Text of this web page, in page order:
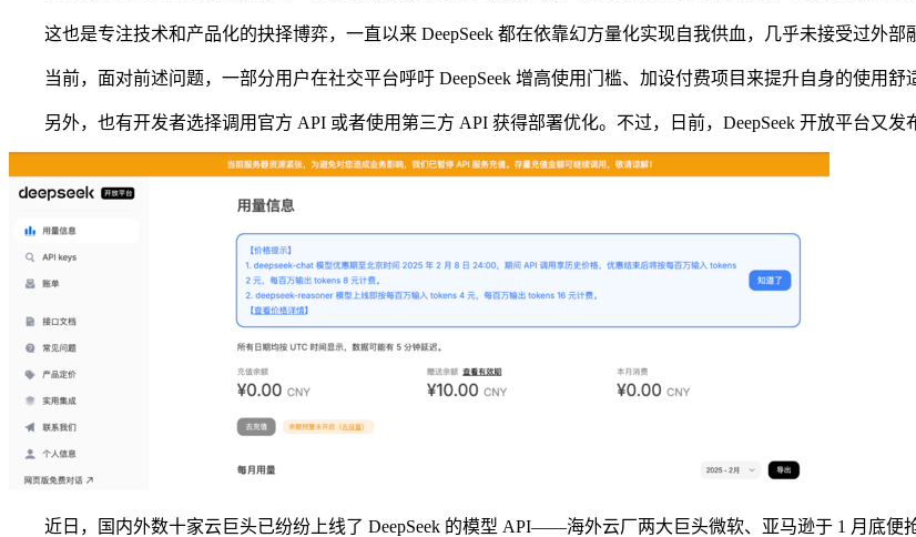
这也是专注技术和产品化的抉择博弈，一直以来 DeepSeek 都在依靠幻方量化实现自我供血，几乎未接受过外部
当前，面对前述问题，一部分用户在社交平台呼吁 DeepSeek 增高使用门槛、加设付费项目来提升自身的使用舒
另外，也有开发者选择调用官方 API 或者使用第三方 API 获得部署优化。不过，日前，DeepSeek 开放平台又发
近日，国内外数十家云巨头已纷纷上线了 DeepSeek 的模型 API——海外云厂两大巨头微软、亚马逊于 1 月底便抢